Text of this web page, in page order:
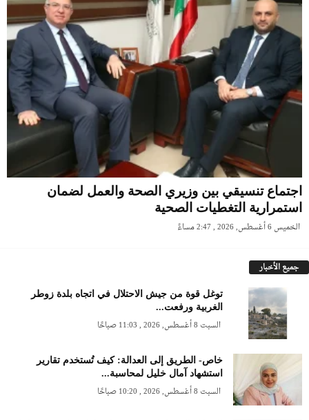
اجتماع تنسيقي بين وزيري الصحة والعمل لضمان
استمرارية التغطيات الصحية
الخميس 6 أغسطس, 2026 , 2:47 مساءً
جميع الأخبار
توغل قوة من جيش الاحتلال في اتجاه بلدة زوطر
الغربية ورفعت...
السبت 8 أغسطس, 2026 , 11:03 صباحًا
خاص- الطريق إلى العدالة: كيف تُستخدم تقارير
استشهاد آمال خليل لمحاسبة...
السبت 8 أغسطس, 2026 , 10:20 صباحًا